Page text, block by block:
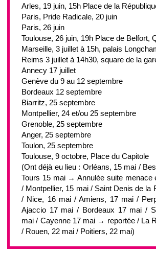
Arles, 19 juin, 15h Place de la
Paris, Pride Radicale, 20 juin
Paris, 26 juin
Toulouse, 26 juin, 19h Place de Belfort,
Marseille, 3 juillet à 15h, palais
Reims 3 juillet à 14h30, square de la
Annecy 17 juillet
Genève du 9 au 12 septembre
Bordeaux 12 septembre
Biarritz, 25 septembre
Montpellier, 24 et/ou 25 septembre
Grenoble, 25 septembre
Anger, 25 septembre
Toulon, 25 septembre
Toulouse, 9 octobre, Place du Capitole
(Ont déjà eu lieu : Orléans, 15 mai /
Tours 15 mai → Annulée suite menace
/ Montpellier, 15 mai / Saint Denis de la
/ Nice, 16 mai / Amiens, 17 mai /
Ajaccio 17 mai / Bordeaux 17 mai /
mai / Cayenne 17 mai → reportée / La
/ Rouen, 22 mai / Poitiers, 22 mai)